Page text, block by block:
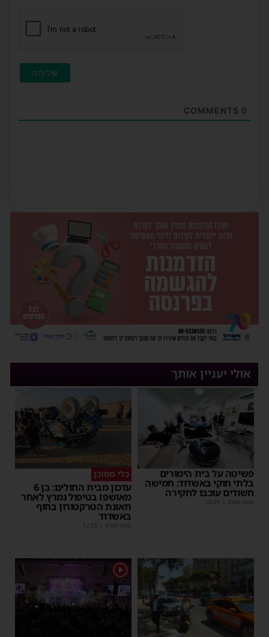
אולי יעניין אותך
פשיטה על בית הימורים
בלתי חוקי באשדוד: חמישה
חשודים עוכבו לחקירה
משה קאהן |
16:06
כלי מסוכן
עדכון מבית החולים: בן 6
מאושפז בטיפול נמרץ לאחר
תאונת הטרקטורון בחוף
באשדוד
משה קאהן |
12:26
1